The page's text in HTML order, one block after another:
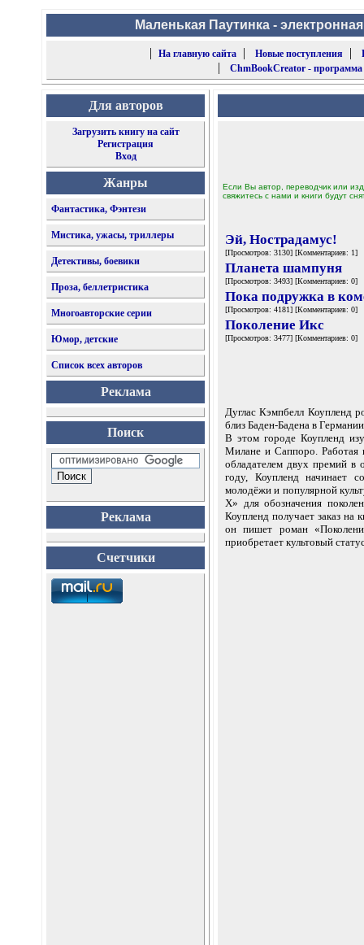
Маленькая Паутинка -
|
На главную сайта| Новые поступления |
| ChmBookCreator -
Для авторов
Загрузить книгу на сайт
Регистрация
Вход
Жанры
Фантастика, Фэнтези
Мистика, ужасы, триллеры
Детективы, боевики
Проза, беллетристика
Многоавторские серии
Юмор, детские
Список всех авторов
Реклама
Поиск
Реклама
Счетчики
Если Вы автор, переводчик или
свяжитесь с нами и книги будут
Эй, Нострадамус!
[Просмотров: 3130] [Комментариев: 1]
Планета шампуня
[Просмотров: 3493] [Комментариев: 0]
Пока подружка в
[Просмотров: 4181] [Комментариев: 0]
Поколение Икс
[Просмотров: 3477] [Комментариев: 0]
Дуглас Кэмпбелл Коупленд
близ Баден-Бадена в
В этом городе Коупленд
Милане и Саппоро. Работая
обладателем двух премий в
году, Коупленд начинает
молодёжи и популярной
X» для обозначения
Коупленд получает заказ на
он пишет роман
приобретает культовый